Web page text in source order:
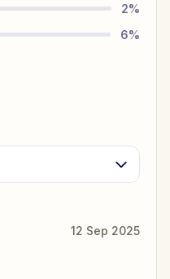
2%
6%
12 Sep 2025